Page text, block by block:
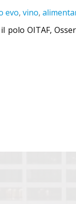
evo, vino,
polo OITAF,